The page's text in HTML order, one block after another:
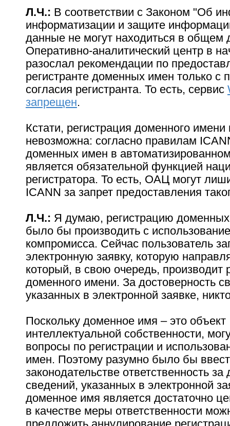
Л.Ч.: В соответствии с Законом "Об
информатизации и защите
данные не могут находиться в общем
Оперативно-аналитический центр в
разослал рекомендации по
регистранте доменных имен только с
согласия регистранта. То есть, сервис
запрещен.
Кстати, регистрация доменного
невозможна: согласно правилам
доменных имен в
является обязательной функцией
регистратора. То есть, ОАЦ могут
ICANN за запрет предоставления
Л.Ч.: Я думаю, регистрацию
было бы производить с
компромисса. Сейчас пользователь
электронную заявку, которую
который, в свою очередь, производит
доменного имени. За достоверность
указанных в электронной заявке,
Поскольку доменное имя – это объект
интеллектуальной собственности,
вопросы по регистрации и
имен. Поэтому разумно было бы
законодательстве ответственность за
сведений, указанных в электронной
доменное имя является достаточно
в качестве меры ответственности